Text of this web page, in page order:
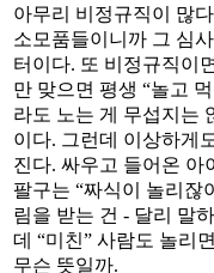
아무리 비정규직이 많
소모품들이니까 그 심
터이다. 또 비정규직이
만 맞으면 평생 “놀고
라도 노는 게 무섭지는
이다. 그런데 이상하게
진다. 싸우고 들어온 아
팔구는 “짜식이 놀리잖
림을 받는 건 - 달리 말
데 “미친” 사람도 놀리
무슨 뜻일까.